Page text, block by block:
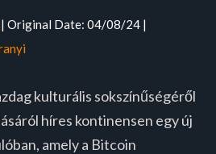
| Original Date: 04/08/24 |
kulturális sokszínűségéről
híres kontinensen egy új
amely a Bitcoin